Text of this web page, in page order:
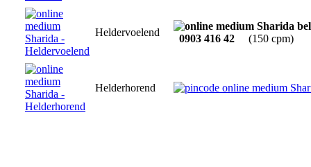
Heldervoelend
0903 416 42 (150 cpm)
Helderhorend